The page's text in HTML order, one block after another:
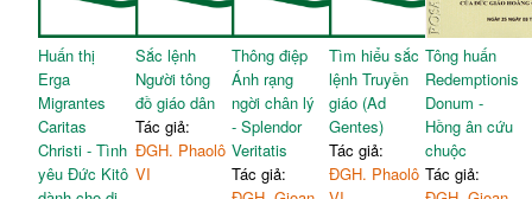
Huấn thị
Erga
Migrantes
Caritas
Christi - Tình
yêu Đức Kitô
Sắc lệnh
Người tông
đồ giáo dân
Tác giả:
ĐGH. Phaolô
VI
Thông điệp
Ánh rạng
ngời chân lý
- Splendor
Veritatis
Tác giả:
Tìm hiểu sắc
lệnh Truyền
giáo (Ad
Gentes)
Tác giả:
ĐGH. Phaolô
Tông huấn
Redemptionis
Donum -
Hồng ân cứu
chuộc
Tác giả: